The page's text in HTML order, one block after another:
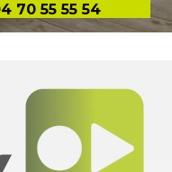
70 55 55 54